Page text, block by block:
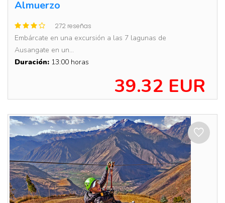
Almuerzo
272 reseñas
Embárcate en una excursión a las 7 lagunas de
Ausangate en un...
Duración: 13:00 horas
39.32 EUR